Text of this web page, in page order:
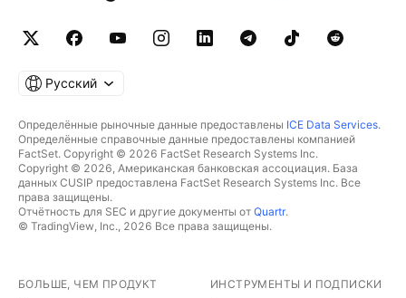
Русский
Определённые рыночные данные предоставлены ICE Data Services.
Определённые справочные данные предоставлены компанией
FactSet. Copyright © 2026 FactSet Research Systems Inc.
Copyright © 2026, Американская банковская ассоциация. База
данных CUSIP предоставлена FactSet Research Systems Inc. Все
права защищены.
Отчётность для SEC и другие документы от Quartr.
© TradingView, Inc., 2026 Все права защищены.
БОЛЬШЕ, ЧЕМ ПРОДУКТ ИНСТРУМЕНТЫ И ПОДПИСКИ